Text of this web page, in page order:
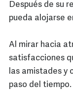
Después de su
pueda alojarse
Al mirar hacia
satisfacciones
las amistades y
paso del tiempo.